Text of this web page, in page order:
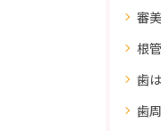
審美歯
根
歯
歯